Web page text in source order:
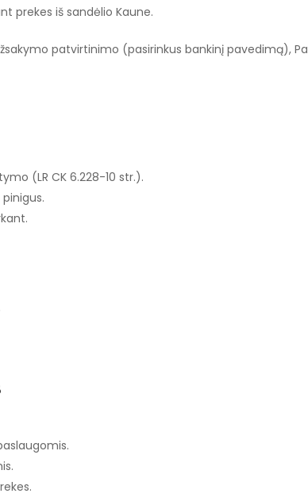
prekes iš sandėlio Kaune.
patvirtinimo (pasirinkus bankinį pavedimą),
(LR CK 6.228-10 str.).